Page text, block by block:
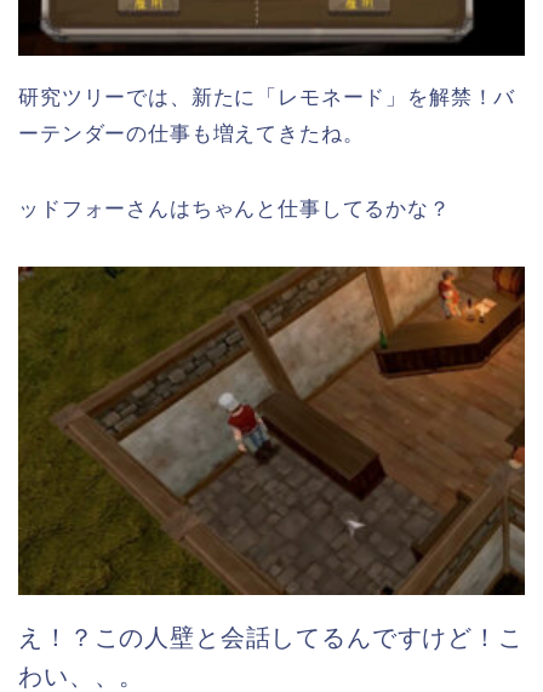
研究ツリーでは、新たに「レモネード」を解禁！バ
ーテンダーの仕事も増えてきたね。
ッドフォーさんはちゃんと仕事してるかな？
え！？この人壁と会話してるんですけど！こ
わい、、。